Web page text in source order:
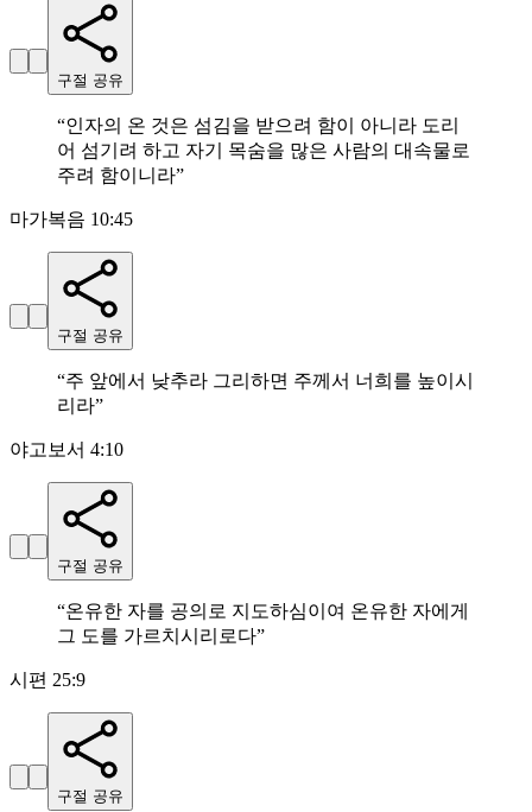
구절 공유
“인자의 온 것은 섬김을 받으려 함이 아니라 도리
어 섬기려 하고 자기 목숨을 많은 사람의 대속물로
주려 함이니라”
마가복음 10:45
구절 공유
“주 앞에서 낮추라 그리하면 주께서 너희를 높이시
리라”
야고보서 4:10
구절 공유
“온유한 자를 공의로 지도하심이여 온유한 자에게
그 도를 가르치시리로다”
시편 25:9
구절 공유